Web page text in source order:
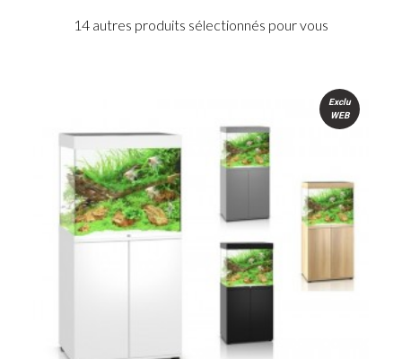
14 autres produits sélectionnés pour vous
Exclu
WEB